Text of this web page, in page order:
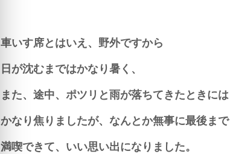
車いす席とはいえ、野外ですから
日が沈むまではかなり暑く、
また、途中、ポツリと雨が落ちてきたときには
かなり焦りましたが、なんとか無事に最後まで
満喫できて、いい思い出になりました。